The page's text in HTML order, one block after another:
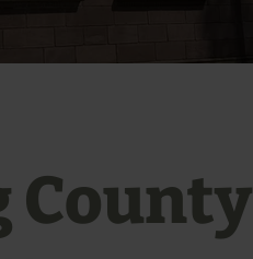
County